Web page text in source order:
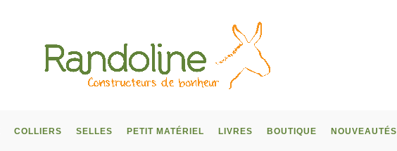
COLLIERS SELLES PETIT MATÉRIEL LIVRES BOUTIQUE NOUVEAUTÉS